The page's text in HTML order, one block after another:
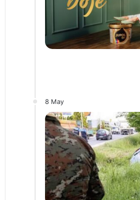
8 May